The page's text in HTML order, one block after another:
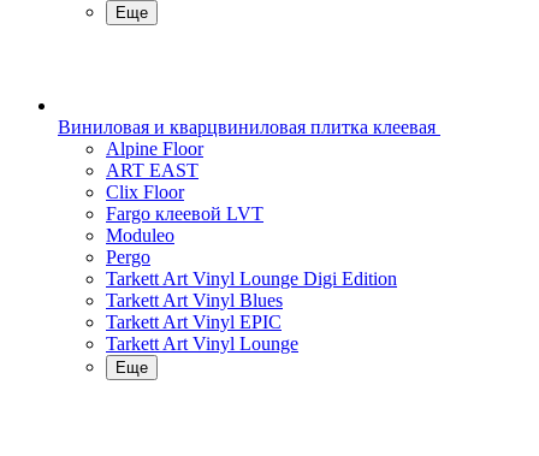
Еще
Виниловая и кварцвиниловая плитка клеевая
Alpine Floor
ART EAST
Clix Floor
Fargo клеевой LVT
Moduleo
Pergo
Tarkett Art Vinyl Lounge Digi Edition
Tarkett Art Vinyl Blues
Tarkett Art Vinyl EPIC
Tarkett Art Vinyl Lounge
Еще